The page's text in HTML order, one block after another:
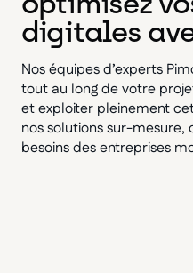
digitales
Nos équipes d’experts
tout au long de votre
et exploiter pleinement
nos solutions sur-
besoins des entreprises